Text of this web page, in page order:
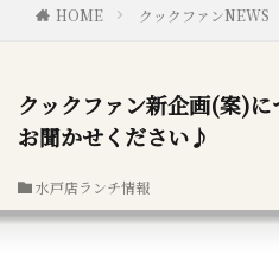
HOME クックファンNEWS
クックファン新企画(案)
お聞かせください♪
水戸店ランチ情報